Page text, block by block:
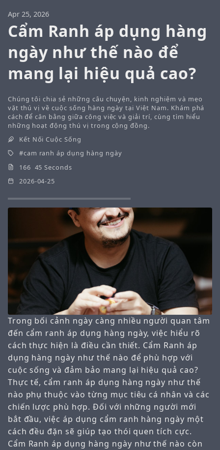
Apr 25, 2026
Cẩm Ranh áp dụng hàng
ngày như thế nào để
mang lại hiệu quả cao?
Chúng tôi chia sẻ những câu chuyện, kinh nghiệm và mẹo
vặt thú vị về cuộc sống hàng ngày tại Việt Nam. Khám phá
cách để cân bằng giữa công việc và giải trí, cùng tìm hiểu
những hoạt động thú vị trong cộng đồng.
Kết Nối Cuộc Sống
cam ranh áp dụng hàng ngày
166 45 Seconds
2026-04-25
Trong bối cảnh ngày càng nhiều người quan tâm
đến cẩm ranh áp dụng hàng ngày, việc hiểu rõ
cách thực hiện là điều cần thiết. Cẩm Ranh áp
dụng hàng ngày như thế nào để phù hợp với
cuộc sống và đảm bảo mang lại hiệu quả cao?
Thực tế, cẩm ranh áp dụng hàng ngày như thế
nào phụ thuộc vào từng mục tiêu cá nhân và các
chiến lược phù hợp. Đối với những người mới
bắt đầu, việc áp dụng cẩm ranh hàng ngày một
cách đều đặn sẽ giúp tạo thói quen tích cực.
Cẩm Ranh áp dụng hàng ngày như thế nào còn